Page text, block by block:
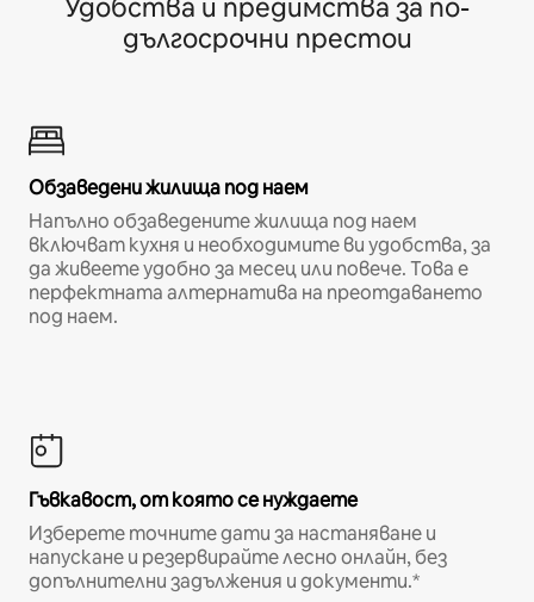
Удобства и предимства за по-
дългосрочни престои
Обзаведени жилища под наем
Напълно обзаведените жилища под наем
включват кухня и необходимите ви удобства, за
да живеете удобно за месец или повече. Това е
перфектната алтернатива на преотдаването
под наем.
Гъвкавост, от която се нуждаете
Изберете точните дати за настаняване и
напускане и резервирайте лесно онлайн, без
допълнителни задължения и документи.*